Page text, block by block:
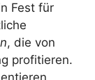
Fest für
, die von
profitieren.